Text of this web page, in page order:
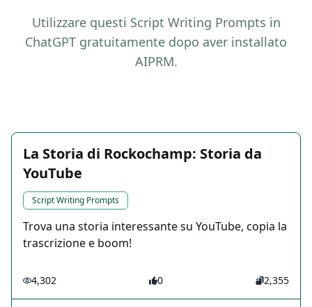
Utilizzare questi Script Writing Prompts in
ChatGPT gratuitamente dopo aver installato
AIPRM.
La Storia di Rockochamp: Storia da
YouTube
Script Writing Prompts
Trova una storia interessante su YouTube, copia la
trascrizione e boom!
4,302 0 2,355